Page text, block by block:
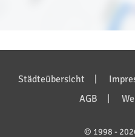
Städteübersicht
AGB
© 1998 -